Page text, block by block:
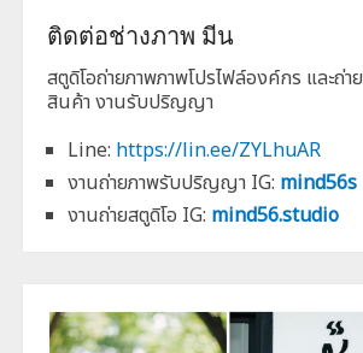
ติดต่อช่างภาพ มีน
สตูดิโอถ่ายภาพภาพโปรไฟล์องค์กร และถ่า
สินค้า งานรับปริญญา
Line: https://lin.ee/ZYLhuAR
งานถ่ายภาพรับปริญญา IG: mind56s
งานถ่ายสตูดิโอ IG: mind56.studio